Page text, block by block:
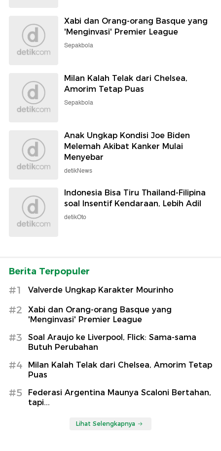
Xabi dan Orang-orang Basque yang
'Menginvasi' Premier League
Sepakbola
Milan Kalah Telak dari Chelsea,
Amorim Tetap Puas
Sepakbola
Anak Ungkap Kondisi Joe Biden
Melemah Akibat Kanker Mulai
Menyebar
detikNews
Indonesia Bisa Tiru Thailand-Filipina
soal Insentif Kendaraan, Lebih Adil
detikOto
Berita Terpopuler
#1 Valverde Ungkap Karakter Mourinho
#2
Xabi dan Orang-orang Basque yang
'Menginvasi' Premier League
#3
Soal Araujo ke Liverpool, Flick: Sama-sama
Butuh Perubahan
#4
Milan Kalah Telak dari Chelsea, Amorim Tetap
Puas
#5
Federasi Argentina Maunya Scaloni Bertahan,
tapi...
Lihat Selengkapnya